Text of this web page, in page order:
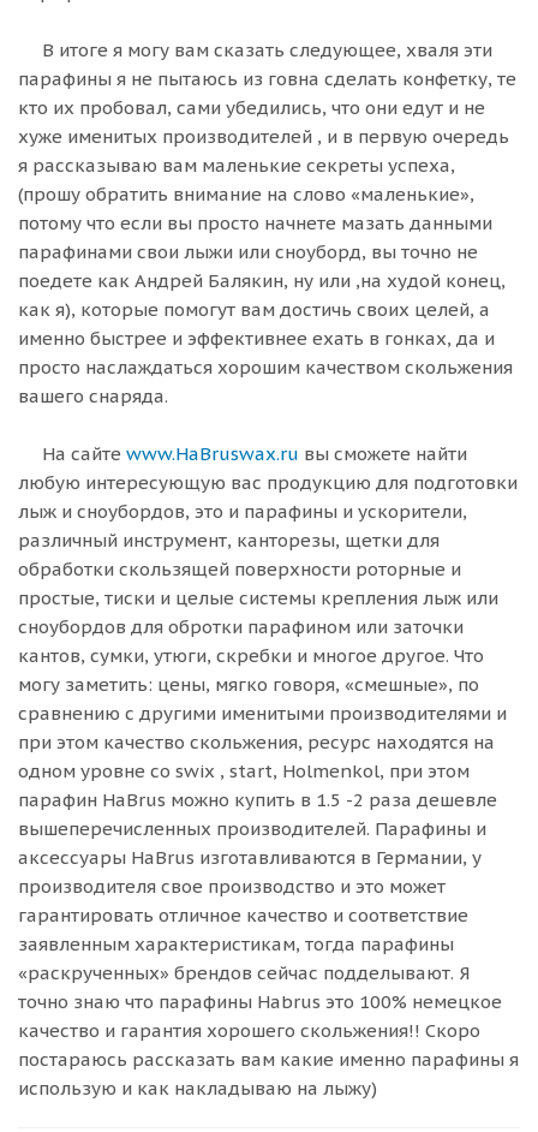
В итоге я могу вам сказать следующее, хваля эти
парафины я не пытаюсь из говна сделать конфетку, те
кто их пробовал, сами убедились, что они едут и не
хуже именитых производителей , и в первую очередь
я рассказываю вам маленькие секреты успеха,
(прошу обратить внимание на слово «маленькие»,
потому что если вы просто начнете мазать данными
парафинами свои лыжи или сноуборд, вы точно не
поедете как Андрей Балякин, ну или ,на худой конец,
как я), которые помогут вам достичь своих целей, а
именно быстрее и эффективнее ехать в гонках, да и
просто наслаждаться хорошим качеством скольжения
вашего снаряда.
На сайте www.HaBruswax.ru вы сможете найти
любую интересующую вас продукцию для подготовки
лыж и сноубордов, это и парафины и ускорители,
различный инструмент, канторезы, щетки для
обработки скользящей поверхности роторные и
простые, тиски и целые системы крепления лыж или
сноубордов для обротки парафином или заточки
кантов, сумки, утюги, скребки и многое другое. Что
могу заметить: цены, мягко говоря, «смешные», по
сравнению с другими именитыми производителями и
при этом качество скольжения, ресурс находятся на
одном уровне со swix , start, Holmenkol, при этом
парафин HaBrus можно купить в 1.5 -2 раза дешевле
вышеперечисленных производителей. Парафины и
аксессуары HaBrus изготавливаются в Германии, у
производителя свое производство и это может
гарантировать отличное качество и соответствие
заявленным характеристикам, тогда парафины
«раскрученных» брендов сейчас подделывают. Я
точно знаю что парафины Habrus это 100% немецкое
качество и гарантия хорошего скольжения!! Скоро
постараюсь рассказать вам какие именно парафины я
использую и как накладываю на лыжу)